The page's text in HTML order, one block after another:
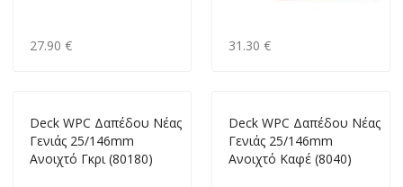
27.90 € 31.30 €
Deck WPC Δαπέδου Νέας
Γενιάς 25/146mm
Ανοιχτό Γκρι (80180)
Deck WPC Δαπέδου Νέας
Γενιάς 25/146mm
Ανοιχτό Καφέ (8040)